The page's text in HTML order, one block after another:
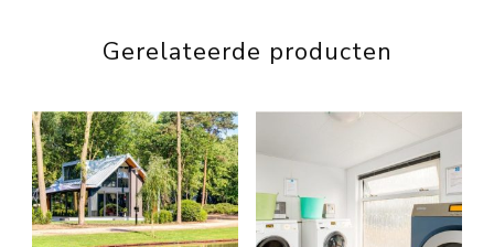
Gerelateerde producten